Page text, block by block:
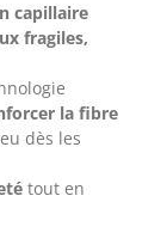
capillaire
fragiles,
la fibre
dès les
tout en